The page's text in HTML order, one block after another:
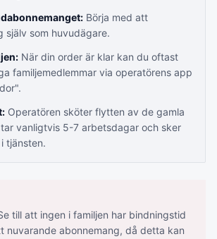
Börja med att
själv som huvudägare.
När din order är klar kan du oftast
familjemedlemmar via operatörens app
Operatören sköter flytten av de gamla
vanligtvis 5-7 arbetsdagar och sker
tjänsten.
till att ingen i familjen har bindningstid
nuvarande abonnemang, då detta kan